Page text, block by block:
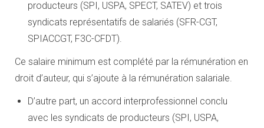
producteurs (SPI, USPA, SPECT, SATEV) et trois
syndicats représentatifs de salariés (SFR-CGT,
SPIACCGT, F3C-CFDT).
Ce salaire minimum est complété par la rémunération en
droit d’auteur, qui s’ajoute à la rémunération salariale.
D’autre part, un accord interprofessionnel conclu
avec les syndicats de producteurs (SPI, USPA,